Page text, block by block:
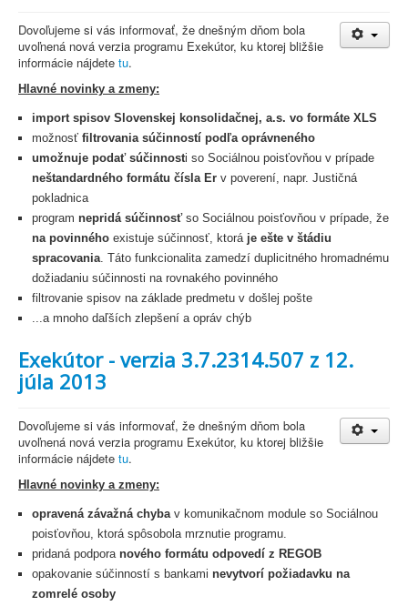
Dovoľujeme si vás informovať, že dnešným dňom bola
uvoľnená nová verzia programu Exekútor, ku ktorej bližšie
informácie nájdete tu.
Hlavné novinky a zmeny:
import spisov Slovenskej konsolidačnej, a.s. vo formáte XLS
možnosť filtrovania súčinností podľa oprávneného
umožnuje podať súčinnosti so Sociálnou poisťovňou v prípade
neštandardného formátu čísla Er v poverení, napr. Justičná
pokladnica
program nepridá súčinnosťso Sociálnou poisťovňou v prípade, že
na povinného existuje súčinnosť, ktorá je ešte v štádiu
spracovania. Táto funkcionalita zamedzí duplicitného hromadnému
dožiadaniu súčinnosti na rovnakého povinného
filtrovanie spisov na základe predmetu v došlej pošte
...a mnoho daľších zlepšení a opráv chýb
Exekútor - verzia 3.7.2314.507 z 12.
júla 2013
Dovoľujeme si vás informovať, že dnešným dňom bola
uvoľnená nová verzia programu Exekútor, ku ktorej bližšie
informácie nájdete tu.
Hlavné novinky a zmeny:
opravená závažná chybav komunikačnom module so Sociálnou
poisťovňou, ktorá spôsobola mrznutie programu.
pridaná podpora nového formátu odpovedí z REGOB
opakovanie súčinností s bankami nevytvorí požiadavku na
zomrelé osoby